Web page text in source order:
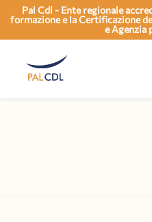
Pal Cdl - Ente regionale
formazione e la Certificazione
e Agenzia